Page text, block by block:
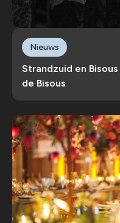
Strandzuid en
de Bisous
Nieuws